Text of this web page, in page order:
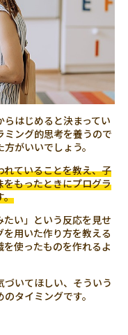
はじめると決まってい
ング的思考を養うので
がいいでしょう。
ていることを教え、子
もったときにプログラ
。
い」という反応を見せ
用いた作り方を教える
使ったものを作れるよ
いてほしい、そういう
タイミングです。